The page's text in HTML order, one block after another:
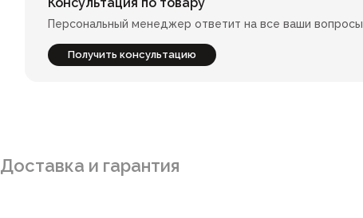
Персональный менеджер ответит на все ваши вопросы
Получить консультацию
Доставка и гарантия